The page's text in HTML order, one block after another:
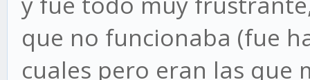
que no funcionaba (fue
cuales pero eran las que